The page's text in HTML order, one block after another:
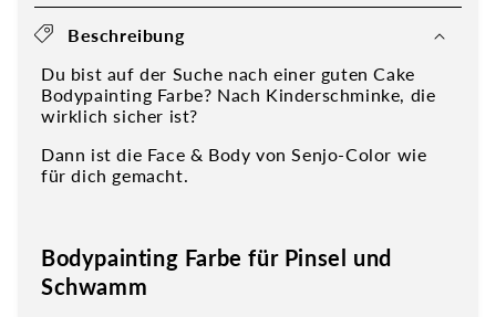
Beschreibung
Du bist auf der Suche nach einer guten Cake
Bodypainting Farbe? Nach Kinderschminke, die
wirklich sicher ist?
Dann ist die Face & Body von Senjo-Color wie
für dich gemacht.
Bodypainting Farbe für Pinsel und
Schwamm